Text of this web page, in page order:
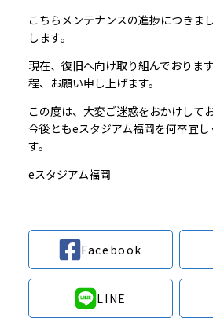
こちらメンテナンスの進捗につきま
します。
現在、復旧へ向け取り組んでおりま
程、お願い申し上げます。
この度は、大変ご迷惑をおかけしてお
今後ともeスタジアム福岡を何卒宜
す。
eスタジアム福岡
Facebook
LINE